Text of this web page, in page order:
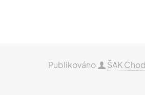
Publikováno ŠAK